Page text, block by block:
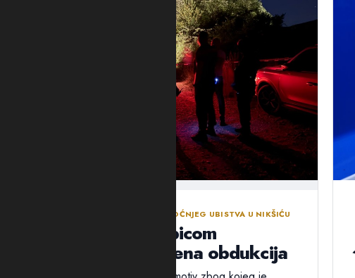
NASTAVLJENA ISTRAGA NAKON SINOĆNJEG UBISTVA U NIKŠIĆU
Policija traga za ubicom
Mrvaljevića, naložena obdukcija